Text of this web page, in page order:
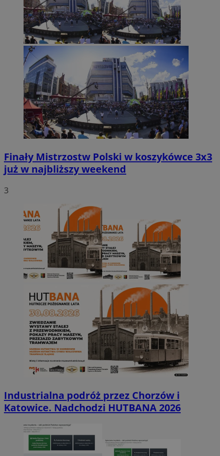
Finały Mistrzostw Polski w koszykówce 3x3
już w najbliższy weekend
3
Industrialna podróż przez Chorzów i
Katowice. Nadchodzi HUTBANA 2026